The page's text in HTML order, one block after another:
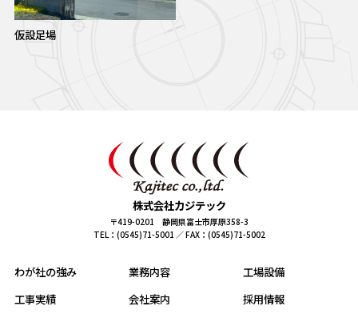
仮設足場
株式会社カジテック
〒419-0201 静岡県富士市厚原358-3
TEL：(0545)71-5001 ／ FAX：(0545)71-5002
わが社の強み 業務内容
工場設備
工事実績
会社案内 採用情報